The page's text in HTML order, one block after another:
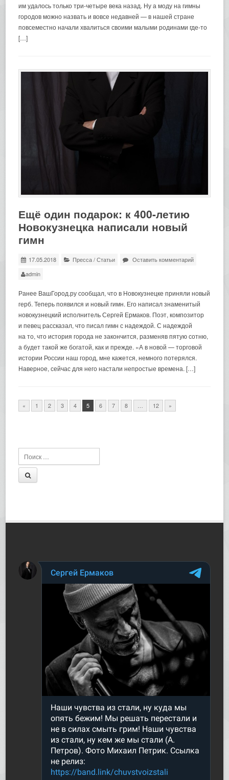
им удалось только три-четыре века назад. Ну а моду на гимны
городов можно назвать и вовсе недавней — в нашей стране
повсеместно начали хвалиться своими малыми родинами где-то
[…]
Ещё один подарок: к 400-летию
Новокузнецка написали новый
гимн
17.05.2018 Пресса/Статьи
Оставить комментарий
admin
Ранее ВашГород.ру сообщал, что в Новокузнецке приняли новый
герб. Теперь появился и новый гимн. Его написал знаменитый
новокузнецкий исполнитель Сергей Ермаков. Поэт, композитор
и певец рассказал, что писал гимн с надеждой. С надеждой
на то, что история города не закончится, разменяв пятую сотню,
а будет такой же богатой, как и прежде. «А в новой — торговой
истории России наш город, мне кажется, немного потерялся.
Наверное, сейчас для него настали непростые времена. […]
« 1 2 3 4 5 6 7 8 12 »